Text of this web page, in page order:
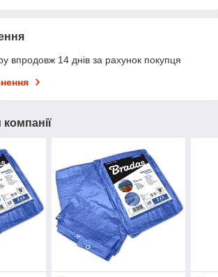
впродовж 14 днів за рахунок покупця
компанії